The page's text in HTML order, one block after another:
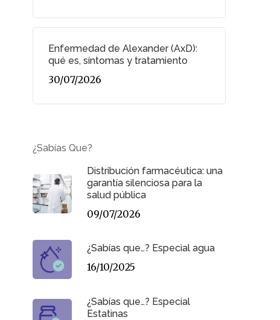
Enfermedad de Alexander (AxD):
qué es, síntomas y tratamiento
30/07/2026
¿Sabías Que?
Distribución farmacéutica: una
garantía silenciosa para la
salud pública
09/07/2026
¿Sabías que…? Especial agua
16/10/2025
¿Sabías que…? Especial
Estatinas